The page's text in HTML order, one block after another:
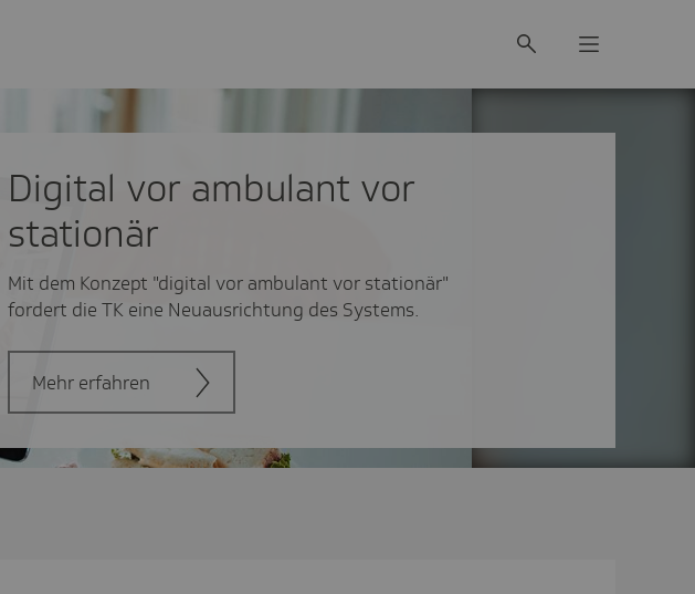
Digital vor ambu­lant vor
stationär
Mit dem Konzept "digital vor ambulant vor stationär"
fordert die TK eine Neuausrichtung des Systems.
Mehr erfahren